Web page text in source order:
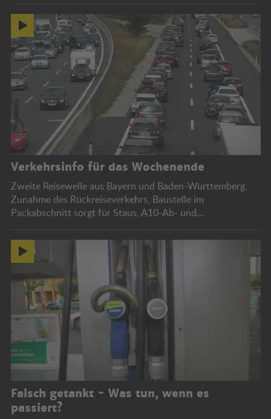
Verkehrsinfo für das Wochenende
Zweite Reisewelle aus Bayern und Baden-Württemberg,
Zunahme des Rückreiseverkehrs, Baustelle im
Packabschnitt sorgt für Staus, A10-Ab- und
Falsch getankt - Was tun, wenn es
passiert?